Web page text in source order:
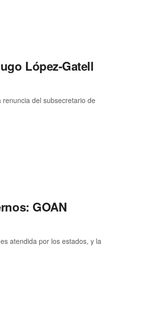
López-Gatell
del subsecretario de
GOAN
atendida por los estados, y la